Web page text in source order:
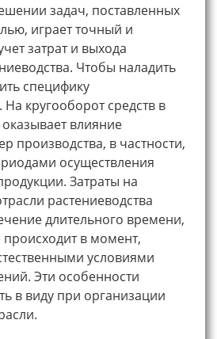
задач, поставленных
играет точный и
затрат и выхода
Чтобы наладить
специфику
На кругооборот средств в
влияние
производства, в частности,
осуществления
Затраты на
растениеводства
длительного времени,
в момент,
условиями
Эти особенности
в виду при организации